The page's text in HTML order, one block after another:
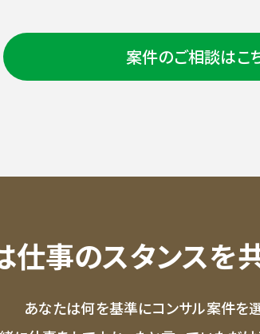
案件のご相談はこ
仕事のスタンスを
あなたは何を基準にコンサル案件を